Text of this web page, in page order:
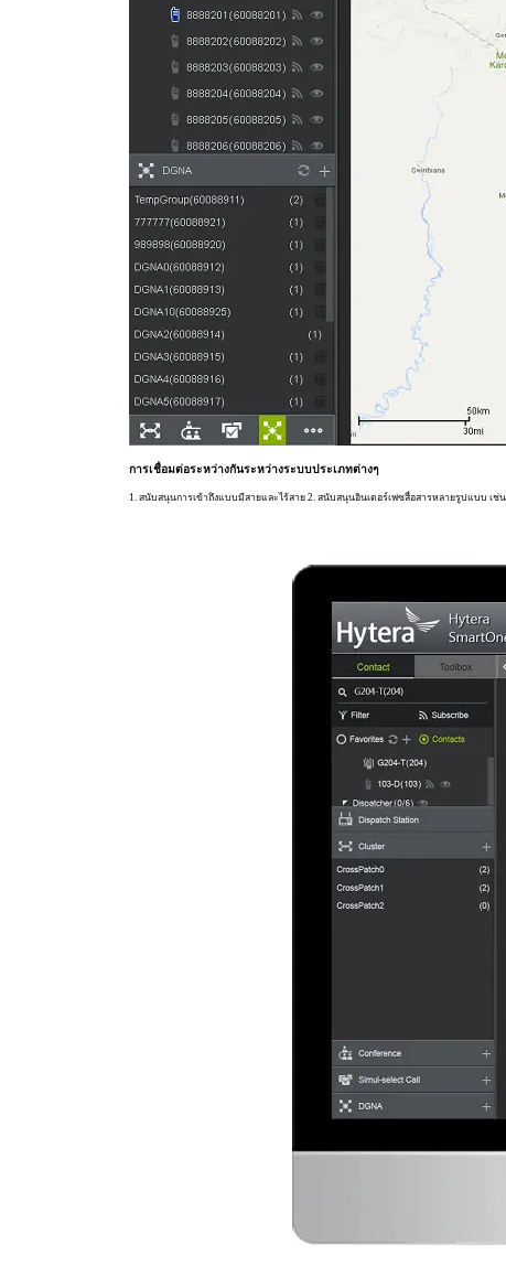
การเชื่อมต่อระหว่างกันระหว่างระบบประเภทต่างๆ
1. สนับสนุนการเข้าถึงแบบมีสายและไร้สาย 2. สนับสนุนอินเตอร์เฟซสื่อสารหลายรูปแบบ เช่